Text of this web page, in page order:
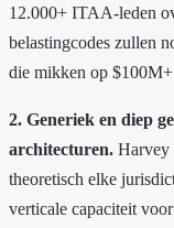
12.000+ ITAA-leden
belastingcodes zullen
die mikken op $100M+
2. Generiek en diep
architecturen. Harvey
theoretisch elke
verticale capaciteit